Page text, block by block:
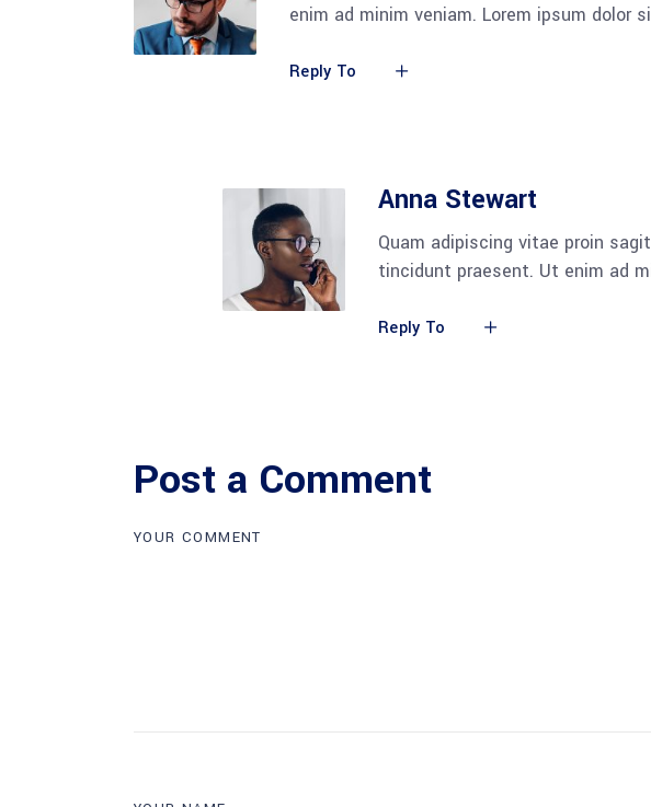
enim ad minim veniam. Lorem ipsum dolor
Reply To
Anna Stewart
Quam adipiscing vitae proin
tincidunt praesent. Ut enim ad
Reply To
Post a Comment